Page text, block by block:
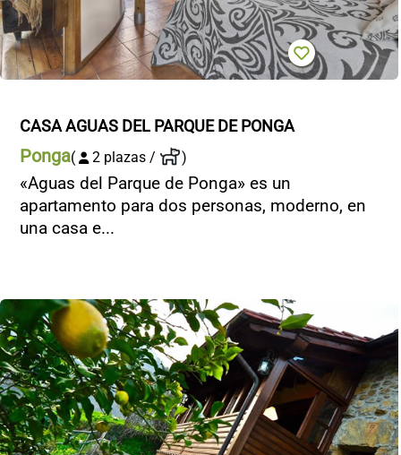
CASA AGUAS DEL PARQUE DE PONGA
Ponga( 2 plazas / )
«Aguas del Parque de Ponga» es un
apartamento para dos personas, moderno, en
una casa e...